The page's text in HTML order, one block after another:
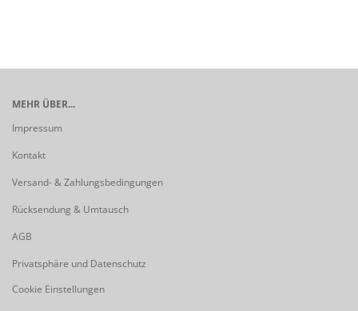
MEHR ÜBER...
Impressum
Kontakt
Versand- & Zahlungsbedingungen
Rücksendung & Umtausch
AGB
Privatsphäre und Datenschutz
Cookie Einstellungen